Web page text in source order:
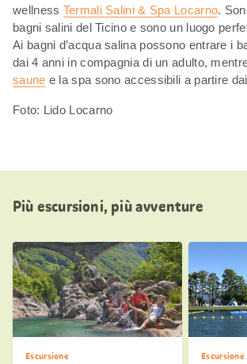
wellness Termali Salini & Spa Locarno.
bagni salini del Ticino e sono un luogo
Ai bagni d’acqua salina possono entrare i
dai 4 anni in compagnia di un adulto,
saune e la spa sono accessibili a partire
Foto: Lido Locarno
Più escursioni, più avventure
Escursione Escursione